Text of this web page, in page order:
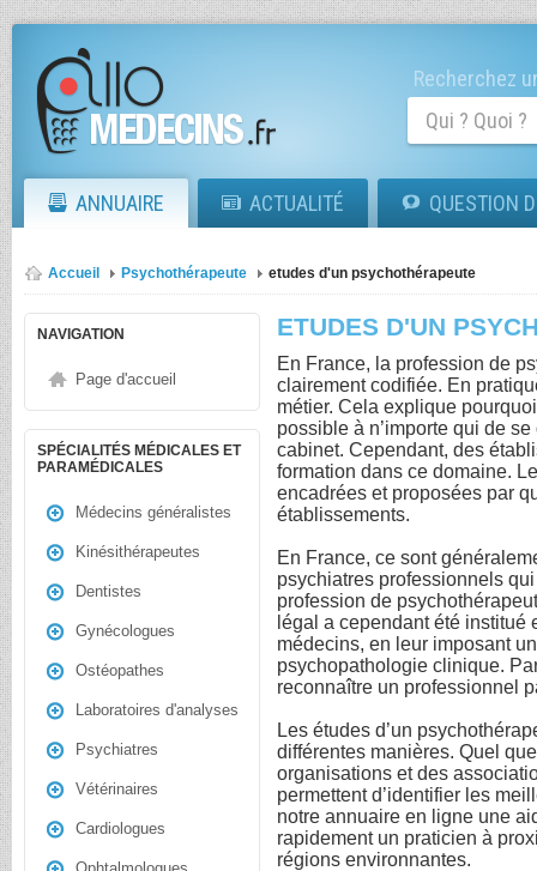
Recherchez
ANNUAIRE ACTUALITÉ QUESTION
Accueil Psychothérapeute etudes d'un psychothérapeute
NAVIGATION
Page d'accueil
SPÉCIALITÉS MÉDICALES ET
PARAMÉDICALES
Médecins généralistes
Kinésithérapeutes
Dentistes
Gynécologues
Ostéopathes
Laboratoires d'analyses
Psychiatres
Vétérinaires
Cardiologues
ETUDES D'UN
En France, la profession de
clairement codifiée. En
métier. Cela explique
possible à n’importe qui de
cabinet. Cependant, des
formation dans ce domaine.
encadrées et proposées par
établissements.
En France, ce sont
psychiatres professionnels
profession de
légal a cependant été institué
médecins, en leur imposant
psychopathologie clinique.
reconnaître un professionnel
Les études d’un
différentes manières. Quel
organisations et des
permettent d’identifier les
notre annuaire en ligne une
rapidement un praticien à
régions environnantes.